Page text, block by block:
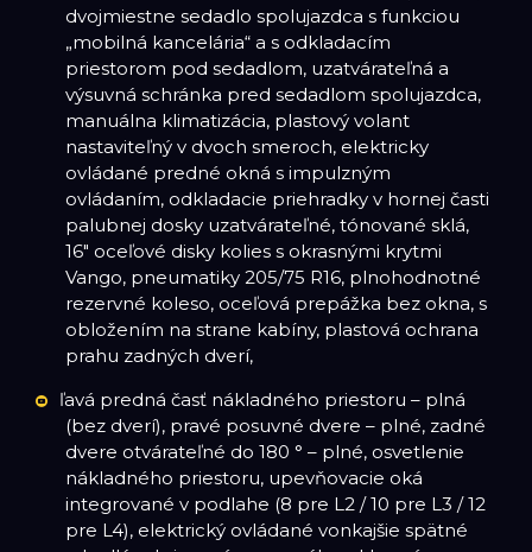
dvojmiestne sedadlo spolujazdca s funkciou
„mobilná kancelária“ a s odkladacím
priestorom pod sedadlom, uzatvárateľná a
výsuvná schránka pred sedadlom spolujazdca,
manuálna klimatizácia, plastový volant
nastaviteľný v dvoch smeroch, elektricky
ovládané predné okná s impulzným
ovládaním, odkladacie priehradky v hornej časti
palubnej dosky uzatvárateľné, tónované sklá,
16" oceľové disky kolies s okrasnými krytmi
Vango, pneumatiky 205/75 R16, plnohodnotné
rezervné koleso, oceľová prepážka bez okna, s
obložením na strane kabíny, plastová ochrana
prahu zadných dverí,
ľavá predná časť nákladného priestoru – plná
(bez dverí), pravé posuvné dvere – plné, zadné
dvere otvárateľné do 180 ° – plné, osvetlenie
nákladného priestoru, upevňovacie oká
integrované v podlahe (8 pre L2 / 10 pre L3 / 12
pre L4), elektrický ovládané vonkajšie spätné